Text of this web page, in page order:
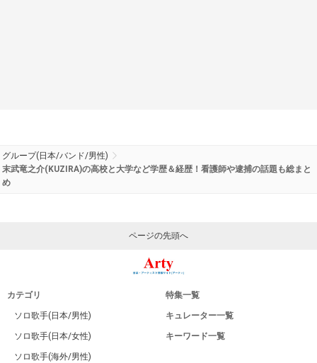
グループ(日本/バンド/男性)
末武竜之介(KUZIRA)の高校と大学など学歴＆経歴！看護師や逮捕の話題も総まと
め
ページの先頭へ
カテゴリ
ソロ歌手(日本/男性)
ソロ歌手(日本/女性)
ソロ歌手(海外/男性)
特集一覧
キュレーター一覧
キーワード一覧